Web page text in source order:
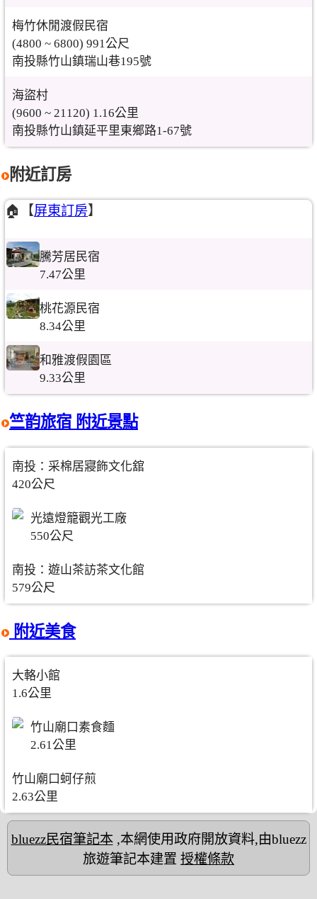
梅竹休閒渡假民宿
(4800 ~ 6800) 991公尺
南投縣竹山鎮瑞山巷195號
海盜村
(9600 ~ 21120) 1.16公里
南投縣竹山鎮延平里東鄉路1-67號
附近訂房
🏠【屏東訂房】
騰芳居民宿
7.47公里
桃花源民宿
8.34公里
和雅渡假園區
9.33公里
竺韵旅宿 附近景點
南投：采棉居寢飾文化舘
420公尺
光遠燈籠觀光工廠
550公尺
南投：遊山茶訪茶文化館
579公尺
附近美食
大輅小館
1.6公里
竹山廟口素食麵
2.61公里
竹山廟口蚵仔煎
2.63公里
bluezz民宿筆記本,本網使用政府開放資料,由bluezz
旅遊筆記本建置 授權條款